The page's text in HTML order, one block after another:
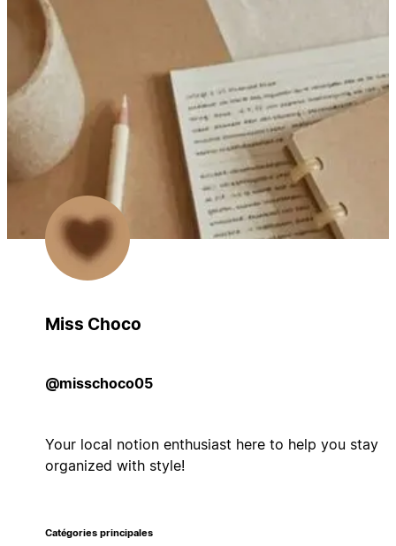
Miss Choco
@misschoco05
Your local notion enthusiast here to help you stay
organized with style!
Catégories principales